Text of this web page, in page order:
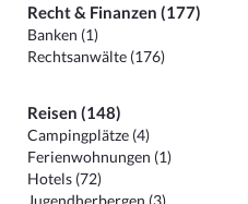
Recht & Finanzen (177)
Banken (1)
Rechtsanwälte (176)
Reisen (148)
Campingplätze (4)
Ferienwohnungen (1)
Hotels (72)
Jugendherbergen (3)